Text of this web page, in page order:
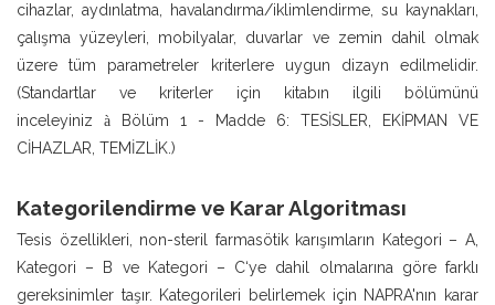
cihazlar, aydınlatma, havalandırma/iklimlendirme, su kaynakları,
çalışma yüzeyleri, mobilyalar, duvarlar ve zemin dahil olmak
üzere tüm parametreler kriterlere uygun dizayn edilmelidir.
(Standartlar ve kriterler için kitabın ilgili bölümünü
inceleyiniz à Bölüm 1 - Madde 6: TESİSLER, EKİPMAN VE
CİHAZLAR, TEMİZLİK.)
Kategorilendirme ve Karar Algoritması
Tesis özellikleri, non-steril farmasötik karışımların Kategori – A,
Kategori – B ve Kategori – C‘ye dahil olmalarına göre farklı
gereksinimler taşır. Kategorileri belirlemek için NAPRA'nın karar